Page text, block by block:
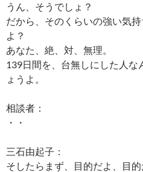
うん、そうでしょ？
だから、そのくらいの強い気
よ？
あなた、絶、対、無理。
139日間を、台無しにした人な
ょうよ。
相談者：
・・
三石由起子：
そしたらまず、目的だよ、目